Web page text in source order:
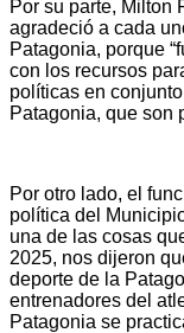
Por su parte, Milton
agradeció a cada
Patagonia, porque
con los recursos
políticas en
Patagonia, que son
Por otro lado, el
política del
una de las cosas
2025, nos dijeron
deporte de la
entrenadores del
Patagonia se